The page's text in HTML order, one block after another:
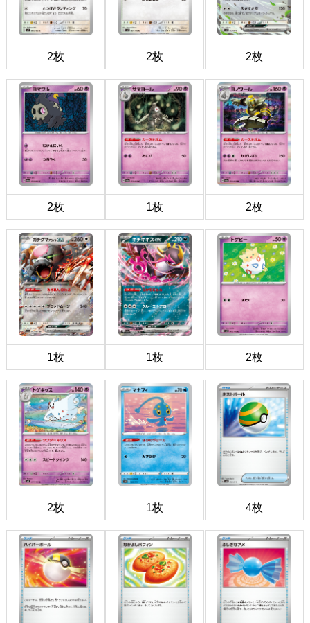
2枚 2枚 2枚
2枚 1枚 2枚
1枚 1枚 2枚
2枚 1枚 4枚